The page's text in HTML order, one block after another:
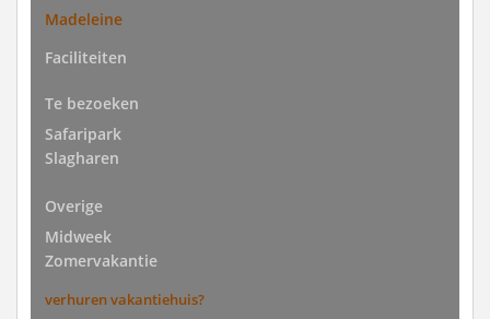
Madeleine
Faciliteiten
Te bezoeken
Safaripark
Slagharen
Overige
Midweek
Zomervakantie
verhuren vakantiehuis?